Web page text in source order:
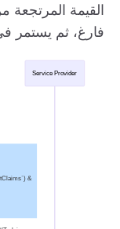
القيمة المرتجعة
فارغ، ثم يستمر